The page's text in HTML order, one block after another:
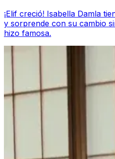
¡Elif creció! Isabella Damla
y sorprende con su cambio
hizo famosa.